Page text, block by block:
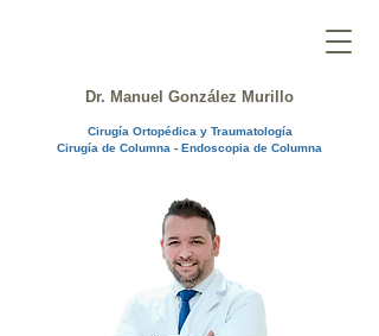
Dr. Manuel González Murillo
Cirugía Ortopédica y Traumatología
Cirugía de Columna - Endoscopia de Columna